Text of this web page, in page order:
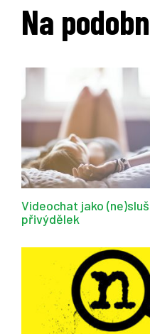
Na
Videochat jako
přivýdělek